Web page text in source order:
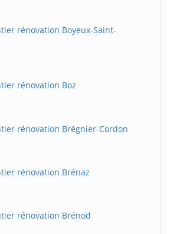
rénovation Boyeux-Saint-
rénovation Boz
rénovation Brégnier-Cordon
rénovation Brénaz
rénovation Brénod